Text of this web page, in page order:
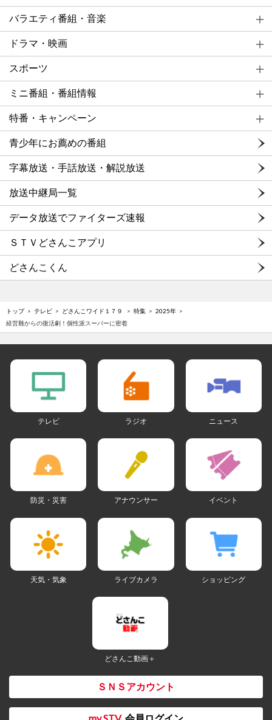
バラエティ番組・音楽
ドラマ・映画
スポーツ
ミニ番組・番組情報
特番・キャンペーン
青少年にお薦めの番組
字幕放送・手話放送・解説放送
放送中継局一覧
データ放送でファイターズ速報
ＳＴＶどさんこアプリ
どさんこくん
トップ テレビ どさんこワイド１７９ 特集
2025年
経営難からの復活劇！個性派スーパーに密着
テレビ ラジオ ニュース
防災・災害 アナウンサー イベント
天気・気象 ライブカメラ ショッピング
どさんこ動画＋
ＳＮＳアカウント